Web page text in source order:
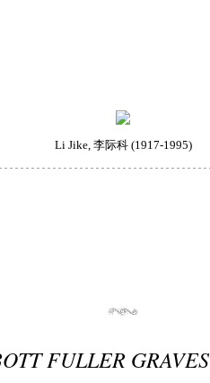
Li Jike, 李际科 (1917-1995)
FULLER GRAVES